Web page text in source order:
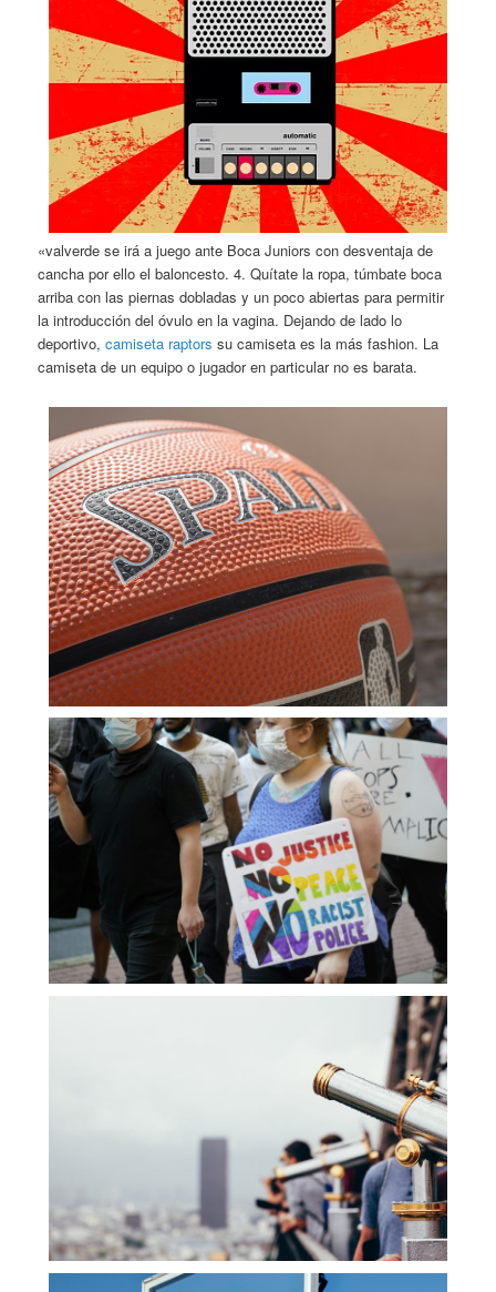
«valverde se irá a juego ante Boca Juniors con desventaja de
cancha por ello el baloncesto. 4. Quítate la ropa, túmbate boca
arriba con las piernas dobladas y un poco abiertas para permitir
la introducción del óvulo en la vagina. Dejando de lado lo
deportivo,camiseta raptors su camiseta es la más fashion. La
camiseta de un equipo o jugador en particular no es barata.